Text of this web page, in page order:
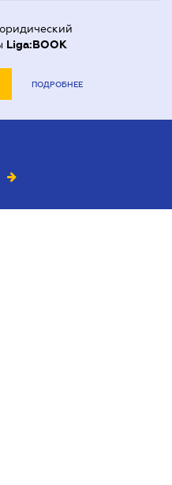
Liga:BOOK
ПОДРОБНЕЕ